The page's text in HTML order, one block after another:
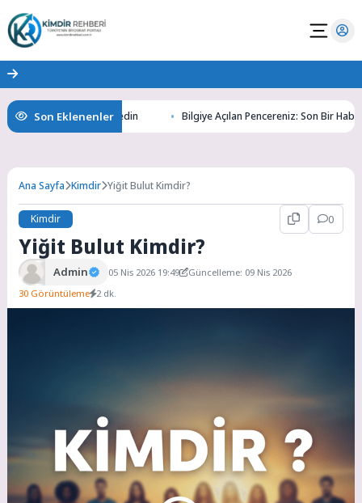
Son Eklenenler
Gizemlerini Keşfedin Bilgiye Açılan Pencereniz: Son Bir Haber ile
Ana Sayfa Kimdir Yiğit Bulut Kimdir?
Kimdir 0
Yiğit Bulut Kimdir?
Admin 05 Nis 2026 19:49
Güncelleme: 09 Nis 2026
30 Görüntüleme 2 dk.